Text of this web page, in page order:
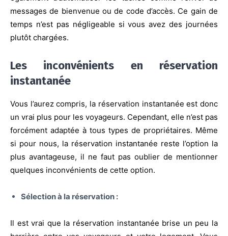
messages de bienvenue ou de code d’accès. Ce gain de
temps n’est pas négligeable si vous avez des journées
plutôt chargées.
Les inconvénients en réservation
instantanée
Vous l’aurez compris, la réservation instantanée est donc
un vrai plus pour les voyageurs. Cependant, elle n’est pas
forcément adaptée à tous types de propriétaires. Même
si pour nous, la réservation instantanée reste l’option la
plus avantageuse, il ne faut pas oublier de mentionner
quelques inconvénients de cette option.
Sélection à la réservation :
Il est vrai que la réservation instantanée brise un peu la